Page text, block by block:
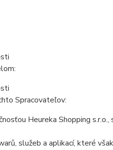
Spracovateľov:
Heureka Shopping
služeb a aplikací, které